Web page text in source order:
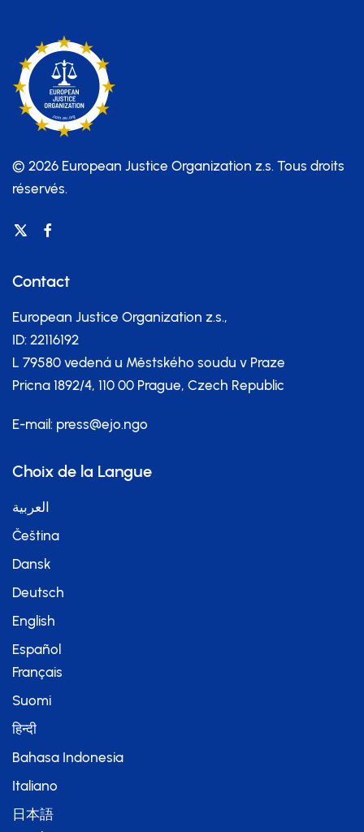
© 2026 European Justice Organization z.s. Tous droits
réservés.
Contact
European Justice Organization z.s.,
ID: 22116192
L 79580 vedená u Městského soudu v Praze
Pricna 1892/4, 110 00 Prague, Czech Republic
E-mail: press@ejo.ngo
Choix de la Langue
العربية
Čeština
Dansk
Deutsch
English
Español
Français
Suomi
हिन्दी
Bahasa Indonesia
Italiano
日本語